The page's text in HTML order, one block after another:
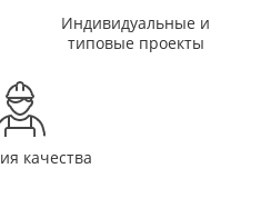
Индивидуальные и
типовые проекты
качества